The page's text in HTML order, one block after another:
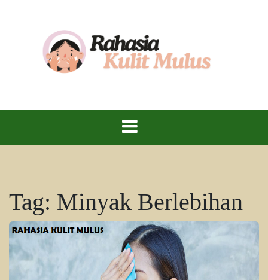
Rahasia Kulit
Mulus
Cantik, dan Bersinar!
Tag: Minyak Berlebihan